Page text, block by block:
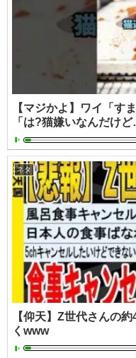
【マジかよ】ワイ「す
「は?猫嫌いなんだけど
ネタ
【仰天】Z世代さんの
くwww